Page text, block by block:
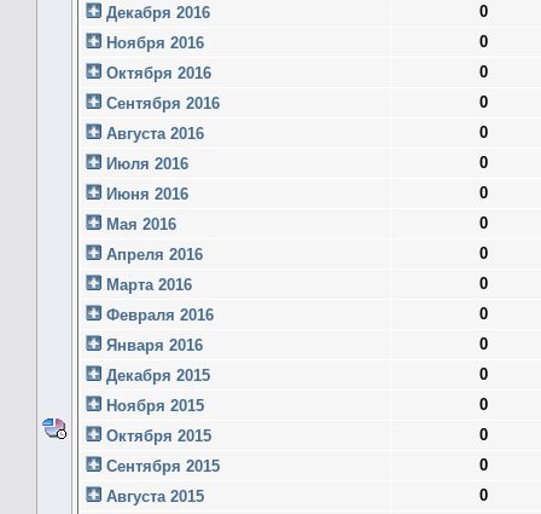
Декабря 2016
0
Ноября 2016
0
Октября 2016
0
Сентября 2016
0
Августа 2016
0
Июля 2016
0
Июня 2016
0
Мая 2016
0
Апреля 2016
0
Марта 2016
0
Февраля 2016
0
Января 2016
0
Декабря 2015
0
Ноября 2015
0
Октября 2015
0
Сентября 2015
0
Августа 2015
0